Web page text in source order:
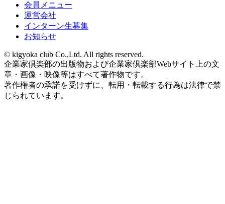
会員メニュー
運営会社
インターン生募集
お知らせ
© kigyoka club Co.,Ltd. All rights reserved.
企業家倶楽部の出版物および企業家倶楽部Webサイト上の文
章・画像・映像等はすべて著作物です。
著作権者の承諾を受けずに、転用・転載する行為は法律で禁
じられています。